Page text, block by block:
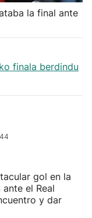
la final ante
finala berdindu
gol en la
el Real
y dar